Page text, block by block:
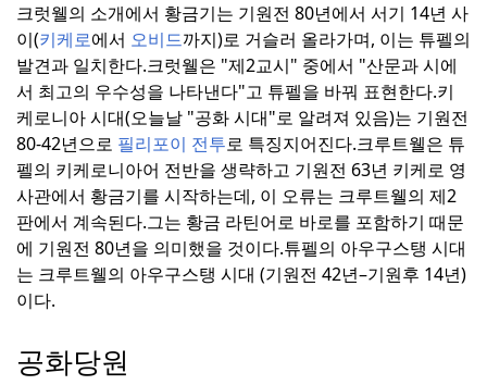
크럿웰의 소개에서 황금기는 기원전 80년에서 서기 14년 사
이(키케로에서 오비드까지)로 거슬러 올라가며, 이는 튜펠의
발견과 일치한다.크럿웰은 "제2교시" 중에서 "산문과 시에
서 최고의 우수성을 나타낸다"고 튜펠을 바꿔 표현한다.키
케로니아 시대(오늘날 "공화 시대"로 알려져 있음)는 기원전
80-42년으로 필리포이 전투로 특징지어진다.크루트웰은 튜
펠의 키케로니아어 전반을 생략하고 기원전 63년 키케로 영
사관에서 황금기를 시작하는데, 이 오류는 크루트웰의 제2
판에서 계속된다.그는 황금 라틴어로 바로를 포함하기 때문
에 기원전 80년을 의미했을 것이다.튜펠의 아우구스탱 시대
는 크루트웰의 아우구스탱 시대 (기원전 42년–기원후 14년)
이다.
공화당원